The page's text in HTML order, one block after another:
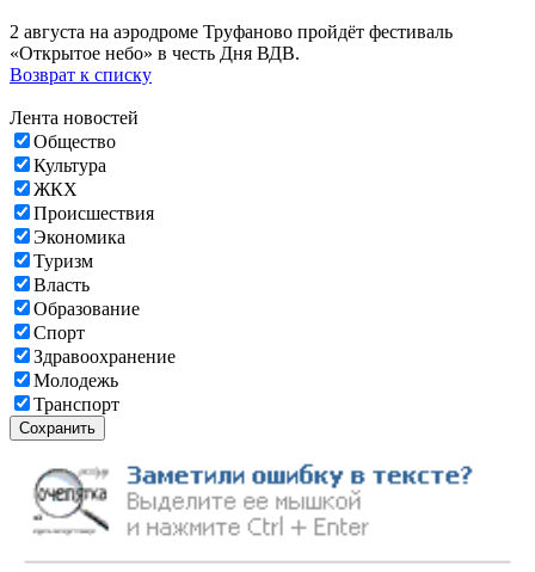
2 августа на аэродроме Труфаново пройдёт фестиваль
«Открытое небо» в честь Дня ВДВ.
Возврат к списку
Лента новостей
Общество
Культура
ЖКХ
Происшествия
Экономика
Туризм
Власть
Образование
Спорт
Здравоохранение
Молодежь
Транспорт
Сохранить